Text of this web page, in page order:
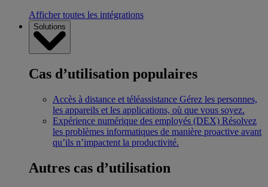
Afficher toutes les intégrations
Solutions
Cas d’utilisation populaires
Accès à distance et téléassistance Gérez les personnes,
les appareils et les applications, où que vous soyez.
Expérience numérique des employés (DEX) Résolvez
les problèmes informatiques de manière proactive avant
qu’ils n’impactent la productivité.
Autres cas d’utilisation